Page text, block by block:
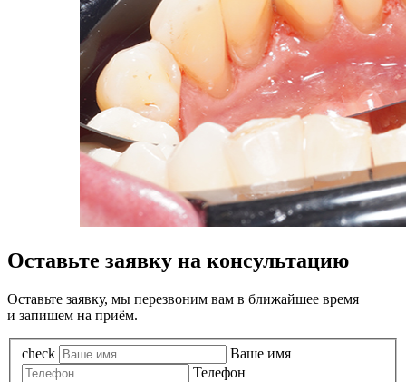
Оставьте заявку на консультацию
Оставьте заявку, мы перезвоним вам в ближайшее время
и запишем на приём.
check
Ваше имя
Телефон